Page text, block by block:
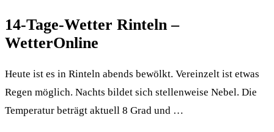
14-Tage-Wetter Rinteln –
WetterOnline
Heute ist es in Rinteln abends bewölkt. Vereinzelt ist etwas
Regen möglich. Nachts bildet sich stellenweise Nebel. Die
Temperatur beträgt aktuell 8 Grad und …